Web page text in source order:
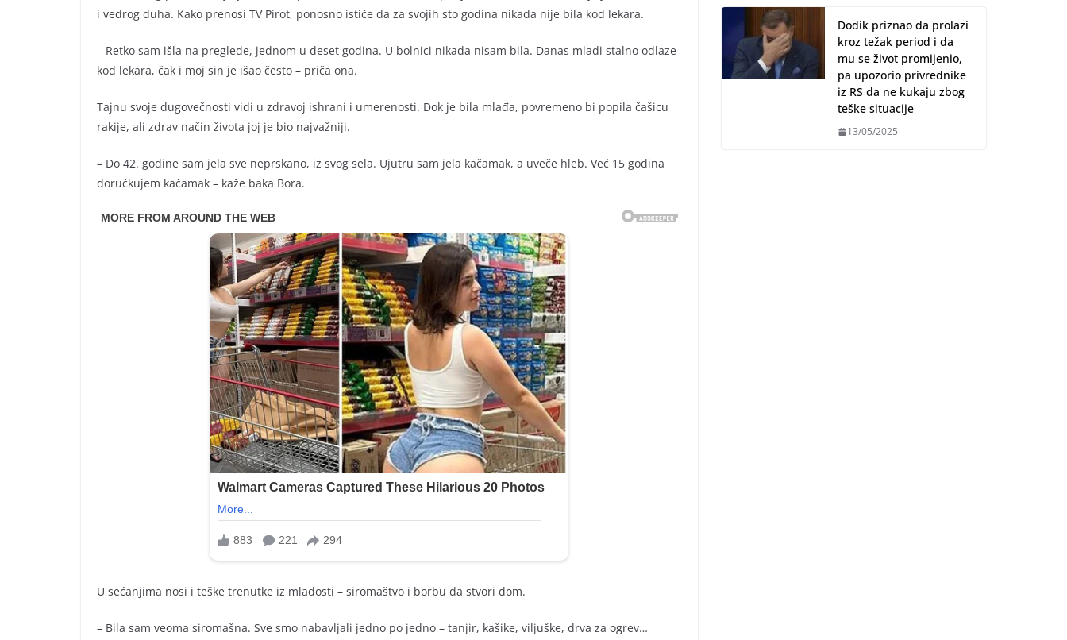
i vedrog duha. Kako prenosi TV Pirot, ponosno ističe da za svojih sto godina nikada nije bila kod lekara.
– Retko sam išla na preglede, jednom u deset godina. U bolnici nikada nisam bila. Danas mladi stalno odlaze
kod lekara, čak i moj sin je išao često – priča ona.
Tajnu svoje dugovečnosti vidi u zdravoj ishrani i umerenosti. Dok je bila mlađa, povremeno bi popila čašicu
rakije, ali zdrav način života joj je bio najvažniji.
– Do 42. godine sam jela sve neprskano, iz svog sela. Ujutru sam jela kačamak, a uveče hleb. Već 15 godina
doručkujem kačamak – kaže baka Bora.
U sećanjima nosi i teške trenutke iz mladosti – siromaštvo i borbu da stvori dom.
– Bila sam veoma siromašna. Sve smo nabavljali jedno po jedno – tanjir, kašike, viljuške, drva za ogrev…
Dodik priznao da prolazi
kroz težak period i da
mu se život promijenio,
pa upozorio privrednike
iz RS da ne kukaju zbog
teške situacije
13/05/2025